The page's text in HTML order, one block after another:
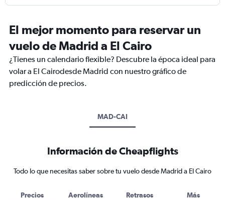
El mejor momento para reservar un
vuelo de Madrid a El Cairo
¿Tienes un calendario flexible? Descubre la época ideal para
volar a El Cairodesde Madrid con nuestro gráfico de
predicción de precios.
MAD-CAI
Información de Cheapflights
Todo lo que necesitas saber sobre tu vuelo desde Madrid a El Cairo
Precios Aerolíneas Retrasos Más